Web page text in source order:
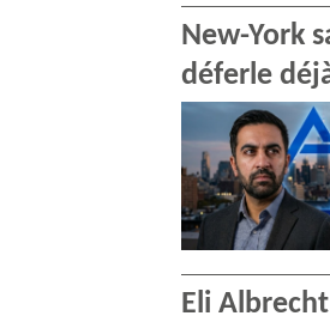
New-York
déferle
Eli